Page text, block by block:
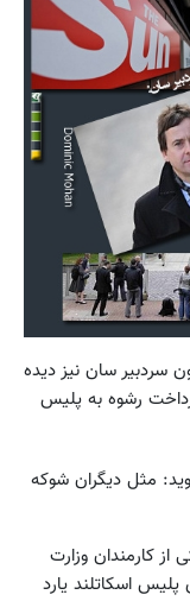
سردبیر سان نیز دیده
رشوه به پلیس
مثل دیگران شوکه
از کارمندان وزارت
اسکاتلند یارد